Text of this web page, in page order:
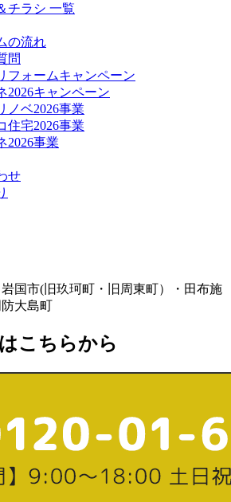
チラシ 一覧
の流れ
問
フォームキャンペーン
2026キャンペーン
ノベ2026事業
住宅2026事業
2026事業
せ
国市(旧玖珂町・旧周東町）・田布施
大島町
こちらから